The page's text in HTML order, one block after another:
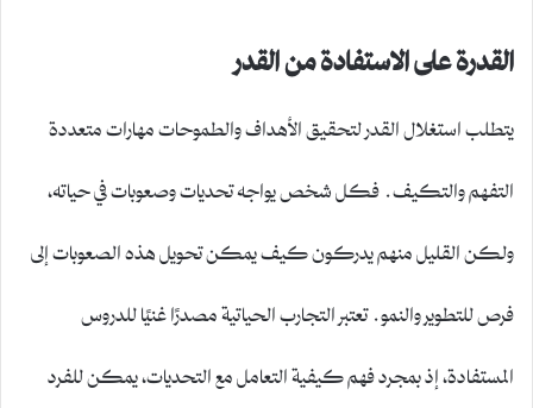
القدرة على الاستفادة من القدر
يتطلب استغلال القدر لتحقيق الأهداف والطموحات مهارات متعددة
التفهم والتكيف. فكل شخص يواجه تحديات وصعوبات في حياته،
ولكن القليل منهم يدركون كيف يمكن تحويل هذه الصعوبات إلى
فرص للتطوير والنمو. تعتبر التجارب الحياتية مصدرًا غنيًا للدروس
المستفادة، إذ بمجرد فهم كيفية التعامل مع التحديات، يمكن للفرد